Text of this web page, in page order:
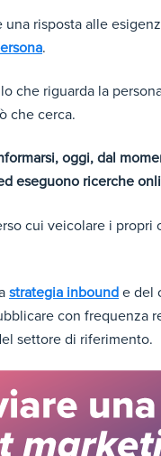
risposta alle
.
che riguarda la
che cerca.
oggi, dal
eseguono ricerche
cui veicolare i
strategia inbound e del
con frequenza
settore di riferimento.